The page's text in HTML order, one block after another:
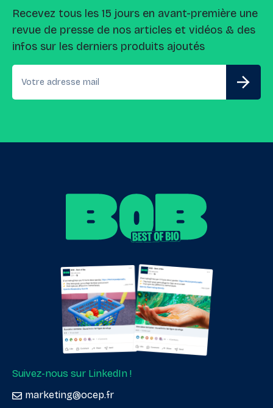
Recevez tous les 15 jours en avant-première une
revue de presse de nos articles et vidéos & des
infos sur les derniers produits ajoutés
Suivez-nous sur LinkedIn !
marketing@ocep.fr